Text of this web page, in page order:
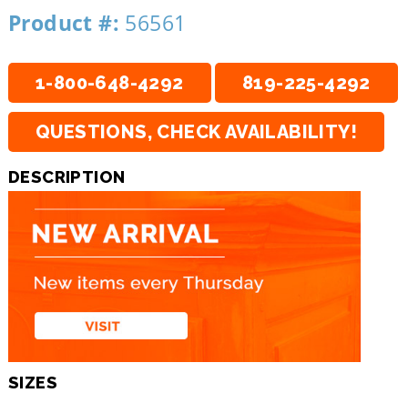
Product #: 56561
1-800-648-4292 819-225-4292
QUESTIONS, CHECK AVAILABILITY!
DESCRIPTION
SIZES